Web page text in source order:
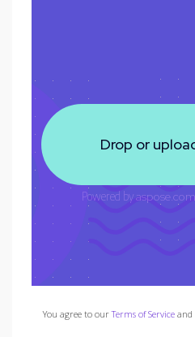
You agree to ourTerms of Serviceand